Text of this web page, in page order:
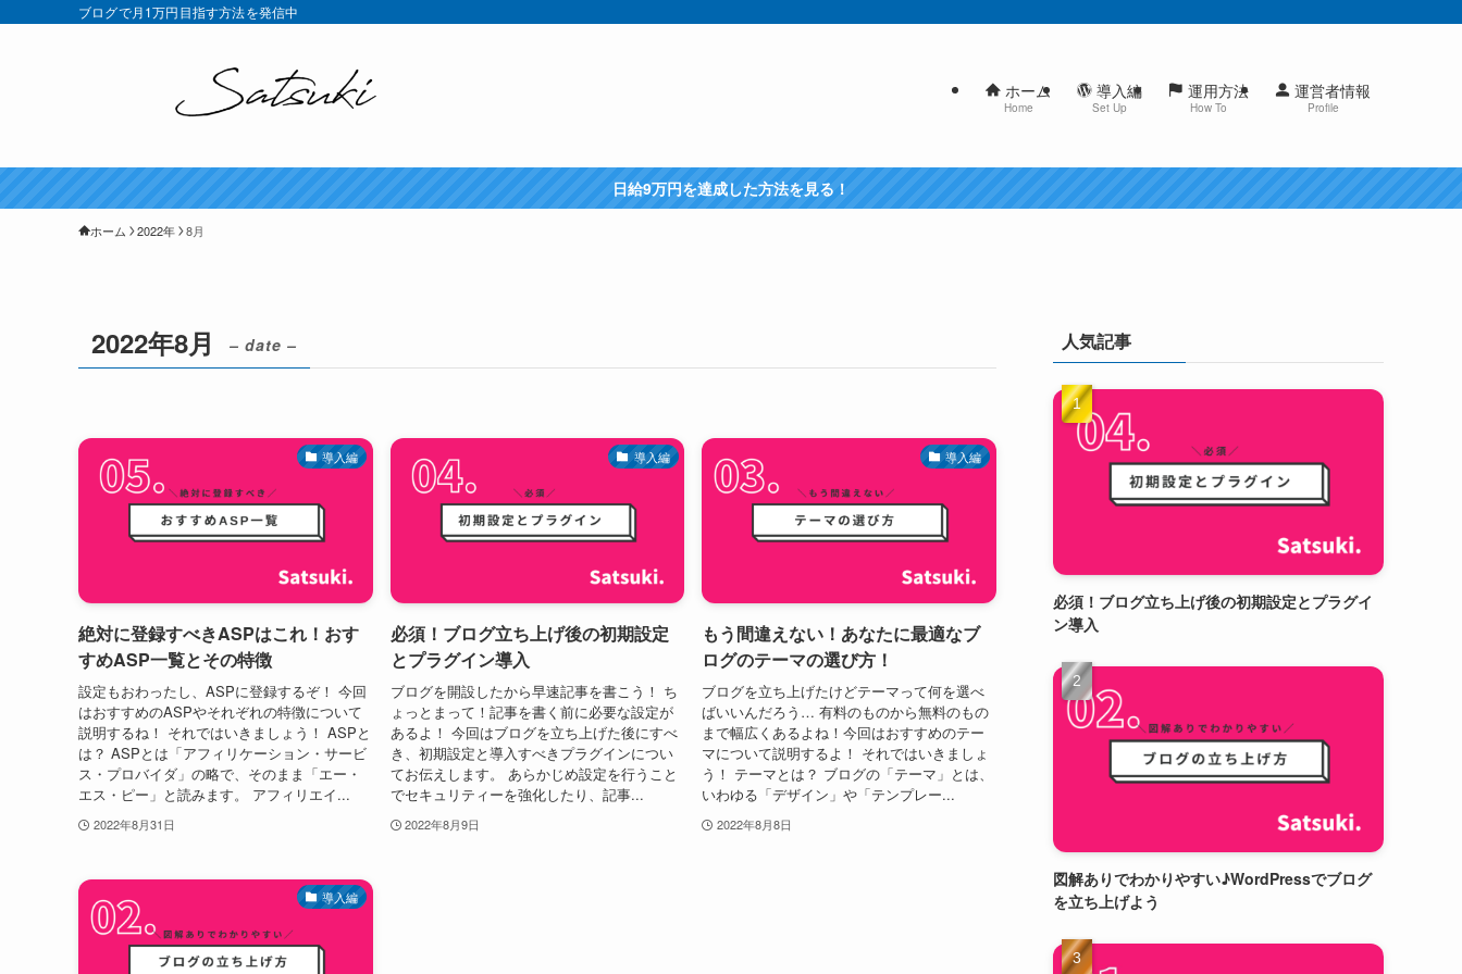
ブログで月1万円目指す方法を発信中
ホーム
Home
導入編
Set Up
運用方法
How To
運営者情報
Profile
日給9万円を達成した方法を見る！
ホーム 2022年 8月
2022年8月 – date –
導入編
絶対に登録すべきASPはこれ！おす
すめASP一覧とその特徴
設定もおわったし、ASPに登録するぞ！ 今回
はおすすめのASPやそれぞれの特徴について
説明するね！ それではいきましょう！ ASPと
は？ ASPとは「アフィリケーション・サービ
ス・プロバイダ」の略で、そのまま「エー・
エス・ピー」と読みます。 アフィリエイ...
2022年8月31日
導入編
必須！ブログ立ち上げ後の初期設定
とプラグイン導入
ブログを開設したから早速記事を書こう！ ち
ょっとまって！記事を書く前に必要な設定が
あるよ！ 今回はブログを立ち上げた後にすべ
き、初期設定と導入すべきプラグインについ
てお伝えします。 あらかじめ設定を行うこと
でセキュリティーを強化したり、記事...
2022年8月9日
導入編
もう間違えない！あなたに最適なブ
ログのテーマの選び方！
ブログを立ち上げたけどテーマって何を選べ
ばいいんだろう… 有料のものから無料のもの
まで幅広くあるよね！今回はおすすめのテー
マについて説明するよ！ それではいきましょ
う！ テーマとは？ ブログの「テーマ」とは、
いわゆる「デザイン」や「テンプレー...
2022年8月8日
導入編
人気記事
必須！ブログ立ち上げ後の初期設定とプラグイ
ン導入
図解ありでわかりやすい♪WordPressでブログ
を立ち上げよう